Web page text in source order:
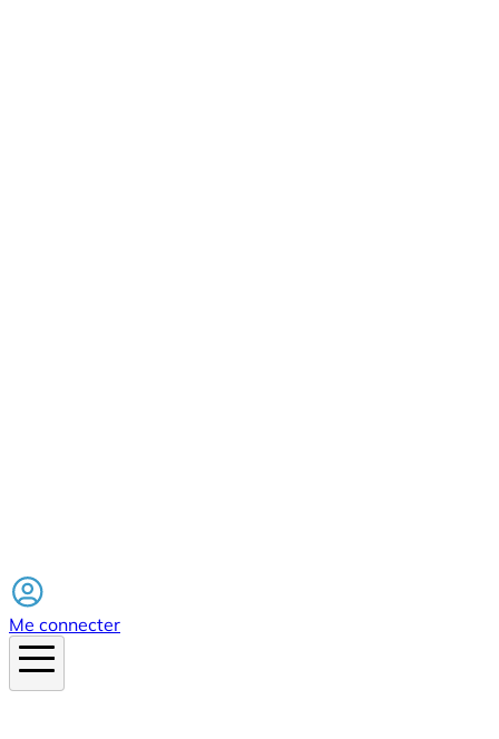
Me connecter